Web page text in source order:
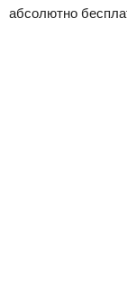
абсолютно